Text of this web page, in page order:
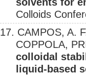
Colloids
17. CAMPOS, A.
COPPOLA,
colloidal
liquid-based